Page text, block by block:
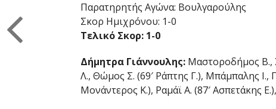
Παρατηρητής Αγώνα: Βουλγαρούλης
Σκορ Ημιχρόνου: 1-0
Τελικό Σκορ: 1-0
Δήμητρα Γιάννουλης: Μαστοροδήμος Β.,
Λ., Θώμος Σ. (69′ Ράπτης Γ.), Μπάμπαλης Ι.,
Μονάντερος Κ.), Ραμάϊ Α. (87′ Ασπετάκης